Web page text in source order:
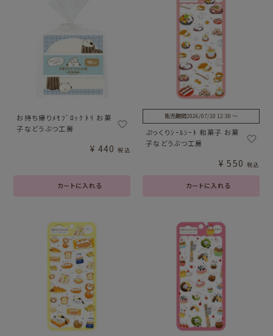
お持ち帰りﾒﾓﾌﾞﾛｯｸ ﾄﾘ お菓
子などうぶつ工房
カートに入れる
¥ 440 税込
販売期間2026/07/10 12:30 〜
ぷっくりｼｰﾙｼｰﾄ 和菓子 お菓
子などうぶつ工房
カートに入れる
¥ 550 税込